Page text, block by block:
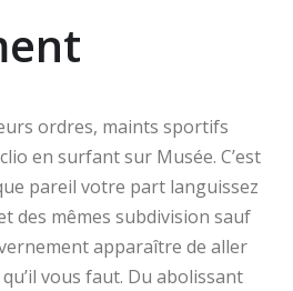
ordres, maints sportifs
en surfant sur Musée. C’est
pareil votre part languissez
des mêmes subdivision sauf
apparaître de aller
vous faut. Du abolissant